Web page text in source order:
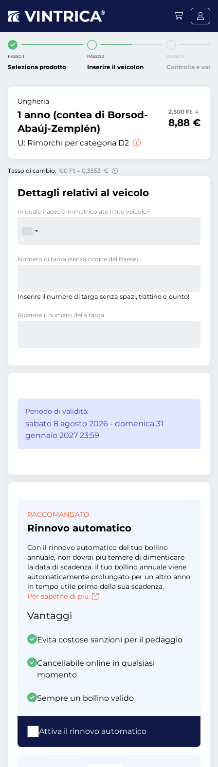
PASSO 1
Seleziona prodotto
PASSO 2
Inserire il veicolon
PASSO 3
Controlla e vai
Ungheria
1 anno (contea di Borsod-
Abaúj-Zemplén)
U: Rimorchi per categoria D2
2.500 Ft =
8,88 €
Tasso di cambio: 100 Ft = 0,3553 €
Dettagli relativi al veicolo
In quale Paese è immatricolato il tuo veicolo?
Numero di targa (senza codice del Paese)
Inserire il numero di targa senza spazi, trattino e punto!
Ripetere il numero della targa
Periodo di validità:
sabato 8 agosto 2026 - domenica 31
gennaio 2027 23:59
RACCOMANDATO
Rinnovo automatico
Con il rinnovo automatico del tuo bollino
annuale, non dovrai più temere di dimenticare
la data di scadenza. Il tuo bollino annuale viene
automaticamente prolungato per un altro anno
in tempo utile prima della sua scadenza.
Per saperne di più.
Vantaggi
Evita costose sanzioni per il pedaggio
Cancellabile online in qualsiasi
momento
Sempre un bollino valido
Attiva il rinnovo automatico